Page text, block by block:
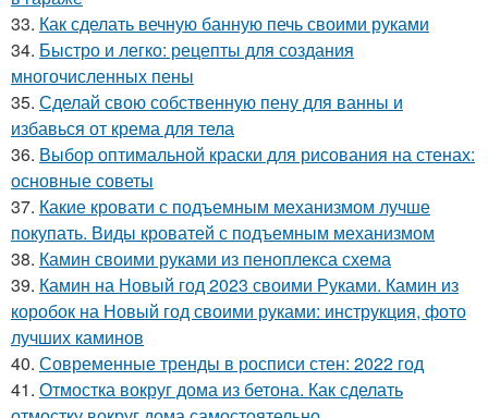
33. Как сделать вечную банную печь своими руками
34. Быстро и легко: рецепты для создания
многочисленных пены
35. Сделай свою собственную пену для ванны и
избавься от крема для тела
36. Выбор оптимальной краски для рисования на стенах:
основные советы
37. Какие кровати с подъемным механизмом лучше
покупать. Виды кроватей с подъемным механизмом
38. Камин своими руками из пеноплекса схема
39. Камин на Новый год 2023 своими Руками. Камин из
коробок на Новый год своими руками: инструкция, фото
лучших каминов
40. Современные тренды в росписи стен: 2022 год
41. Отмостка вокруг дома из бетона. Как сделать